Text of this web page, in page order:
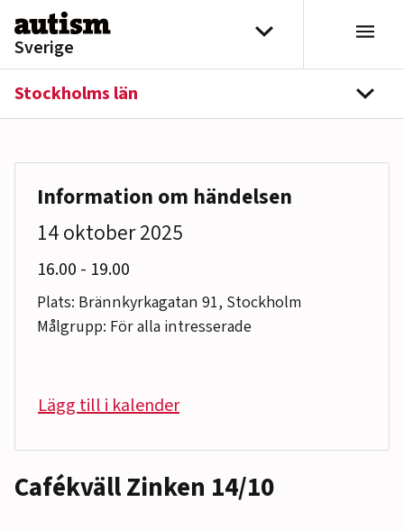
Hoppa till innehåll
Sverige
Välj distrikt
Stockholms län
Cafékväll Zinken 14/10
Information om händelsen
14 oktober 2025
16.00 till
- 19.00
Plats: Brännkyrkagatan 91, Stockholm
Målgrupp: För alla intresserade
Lägg till i kalender